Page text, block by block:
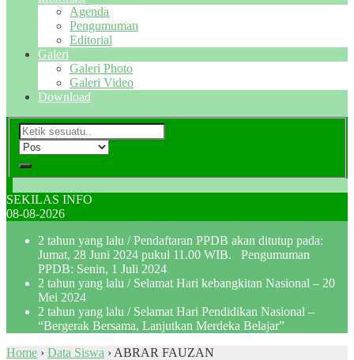
Agenda
Pengumuman
Editorial
Galeri
Galeri Photo
Galeri Video
Download
SEKILAS INFO
08-08-2026
2 tahun yang lalu / Pendaftaran PPDB akan ditutup pada:
Jumat, 28 Juni 2024 pukul 11.00 WIB. Pengumuman
PPDB: Senin, 1 Juli 2024
2 tahun yang lalu / Selamat Hari kebangkitan Nasional – 20
Mei 2024
2 tahun yang lalu / Selamat Hari Pendidikan Nasional –
“Bergerak Bersama, Lanjutkan Merdeka Belajar”
Home › Data Siswa › ABRAR FAUZAN